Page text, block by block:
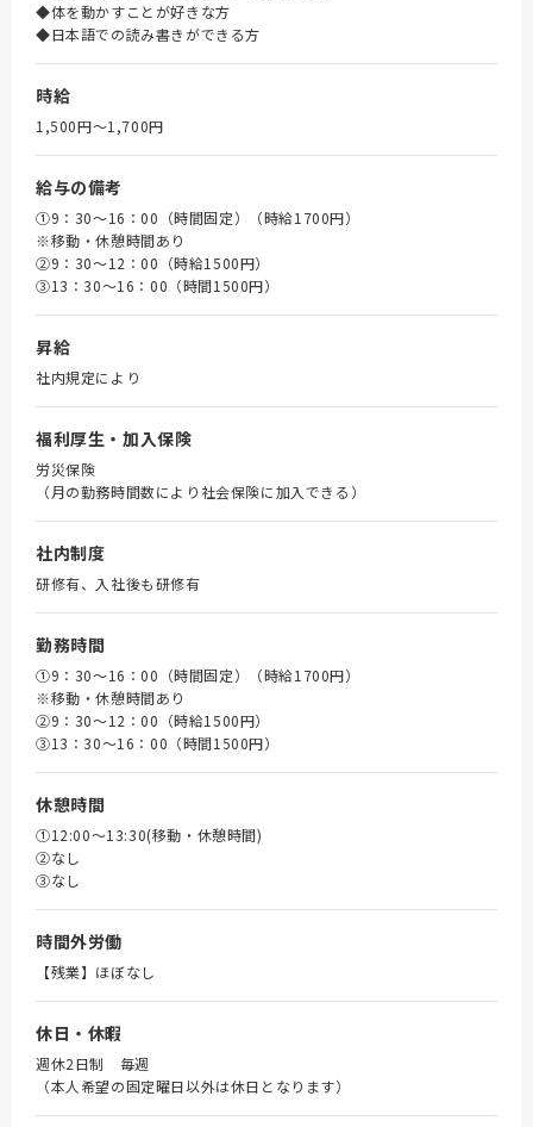
◆体を動かすことが好きな方
◆日本語での読み書きができる方
時給
1,500円〜1,700円
給与の備考
①9：30～16：00（時間固定）（時給1700円）
※移動・休憩時間あり
➁9：30～12：00（時給1500円）
③13：30～16：00（時間1500円）
昇給
社内規定により
福利厚生・加入保険
労災保険
（月の勤務時間数により社会保険に加入できる）
社内制度
研修有、入社後も研修有
勤務時間
①9：30～16：00（時間固定）（時給1700円）
※移動・休憩時間あり
➁9：30～12：00（時給1500円）
③13：30～16：00（時間1500円）
休憩時間
①12:00～13:30(移動・休憩時間)
➁なし
③なし
時間外労働
【残業】ほぼなし
休日・休暇
週休2日制 毎週
（本人希望の固定曜日以外は休日となります）